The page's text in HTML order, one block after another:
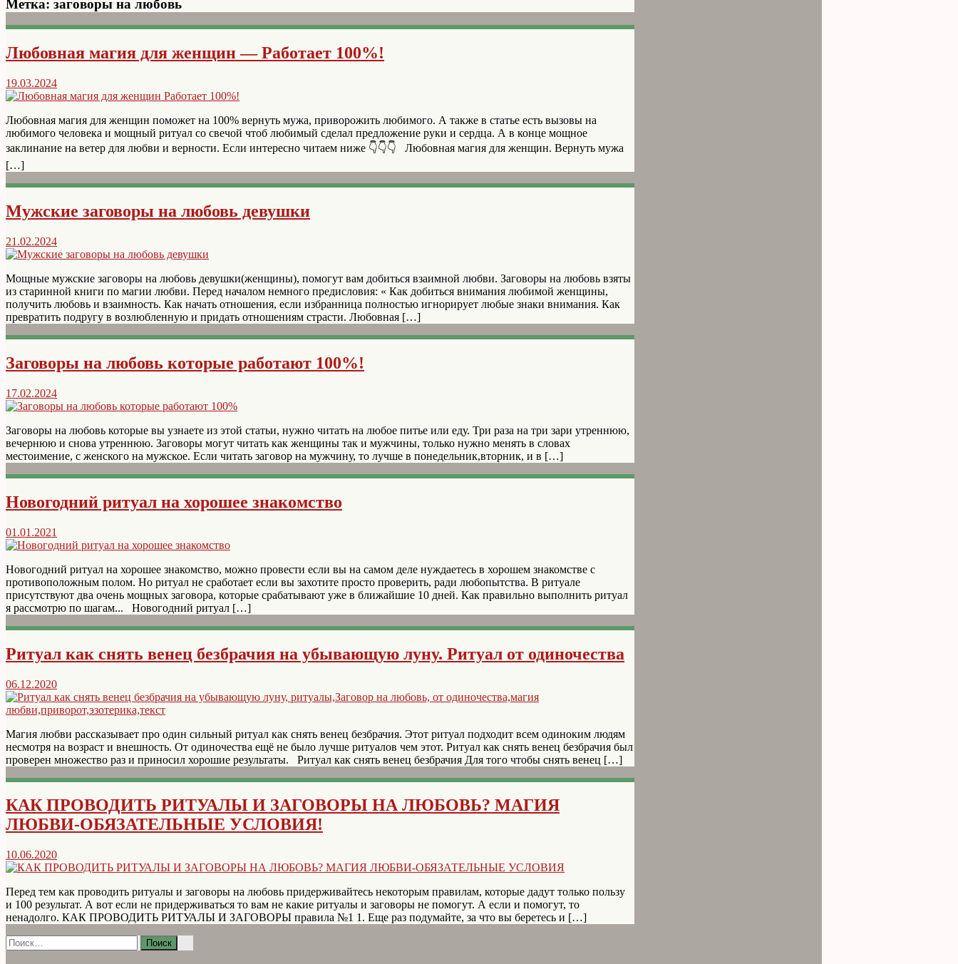
Метка: заговоры на любовь
Любовная магия для женщин — Работает 100%!
19.03.2024
Любовная магия для женщин поможет на 100% вернуть мужа, приворожить любимого. А также в статье есть вызовы на
любимого человека и мощный ритуал со свечой чтоб любимый сделал предложение руки и сердца. А в конце мощное
заклинание на ветер для любви и верности. Если интересно читаем ниже 👇👇👇 Любовная магия для женщин. Вернуть мужа
[…]
Мужские заговоры на любовь девушки
21.02.2024
Мощные мужские заговоры на любовь девушки(женщины), помогут вам добиться взаимной любви. Заговоры на любовь взяты
из старинной книги по магии любви. Перед началом немного предисловия: « Как добиться внимания любимой женщины,
получить любовь и взаимность. Как начать отношения, если избранница полностью игнорирует любые знаки внимания. Как
превратить подругу в возлюбленную и придать отношениям страсти. Любовная […]
Заговоры на любовь которые работают 100%!
17.02.2024
Заговоры на любовь которые вы узнаете из этой статьи, нужно читать на любое питье или еду. Три раза на три зари утреннюю,
вечернюю и снова утреннюю. Заговоры могут читать как женщины так и мужчины, только нужно менять в словах
местоимение, с женского на мужское. Если читать заговор на мужчину, то лучше в понедельник,вторник, и в […]
Новогодний ритуал на хорошее знакомство
01.01.2021
Новогодний ритуал на хорошее знакомство, можно провести если вы на самом деле нуждаетесь в хорошем знакомстве с
противоположным полом. Но ритуал не сработает если вы захотите просто проверить, ради любопытства. В ритуале
присутствуют два очень мощных заговора, которые срабатывают уже в ближайшие 10 дней. Как правильно выполнить ритуал
я рассмотрю по шагам... Новогодний ритуал […]
Ритуал как снять венец безбрачия на убывающую луну. Ритуал от одиночества
06.12.2020
Магия любви рассказывает про один сильный ритуал как снять венец безбрачия. Этот ритуал подходит всем одиноким людям
несмотря на возраст и внешность. От одиночества ещё не было лучше ритуалов чем этот. Ритуал как снять венец безбрачия был
проверен множество раз и приносил хорошие результаты. Ритуал как снять венец безбрачия Для того чтобы снять венец […]
КАК ПРОВОДИТЬ РИТУАЛЫ И ЗАГОВОРЫ НА ЛЮБОВЬ? МАГИЯ
ЛЮБВИ-ОБЯЗАТЕЛЬНЫЕ УСЛОВИЯ!
10.06.2020
Перед тем как проводить ритуалы и заговоры на любовь придерживайтесь некоторым правилам, которые дадут только пользу
и 100 результат. А вот если не придерживаться то вам не какие ритуалы и заговоры не помогут. А если и помогут, то
ненадолго. КАК ПРОВОДИТЬ РИТУАЛЫ И ЗАГОВОРЫ правила №1 1. Еще раз подумайте, за что вы беретесь и […]
Найти: